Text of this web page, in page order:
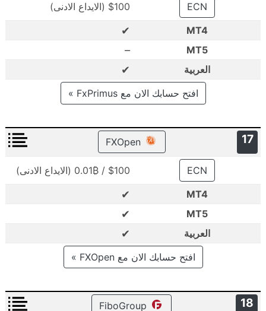
ECN
$100 (الايداع الادنى)
MT4
✔
MT5
–
العربية ✔
افتح حسابك الان مع FxPrimus »
17
ECN
$100 / 0.01₿ (الايداع الادنى)
MT4
✔
MT5
✔
العربية ✔
افتح حسابك الان مع FXOpen »
18